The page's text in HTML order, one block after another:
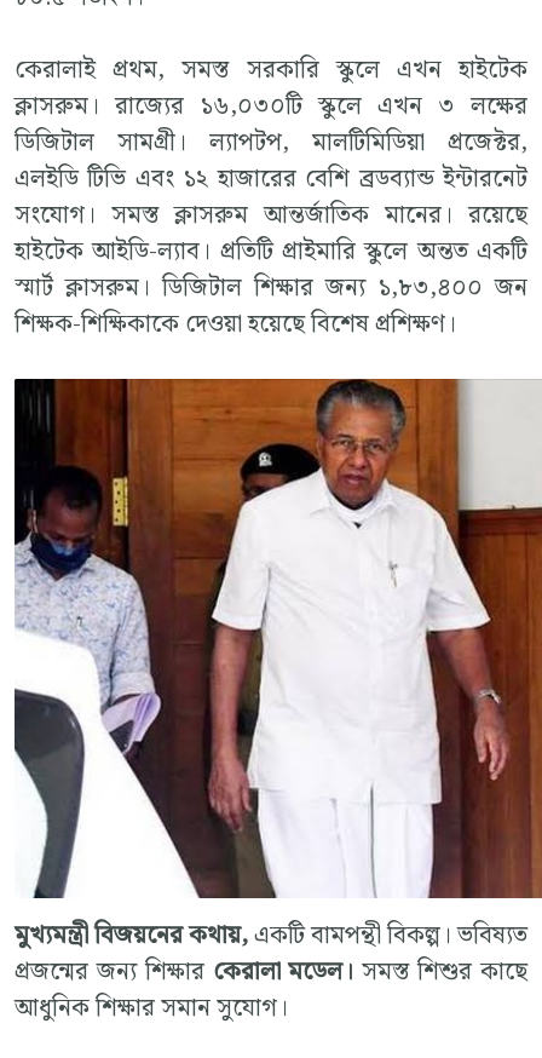
কেরালাই প্রথম, সমস্ত সরকারি স্কুলে এখন হাইটেক
ক্লাসরুম। রাজ্যের ১৬,০৩০টি স্কুলে এখন ৩ লক্ষের
ডিজিটাল সামগ্রী। ল্যাপটপ, মালটিমিডিয়া প্রজেক্টর,
এলইডি টিভি এবং ১২ হাজারের বেশি ব্রডব্যান্ড ইন্টারনেট
সংযোগ। সমস্ত ক্লাসরুম আন্তর্জাতিক মানের। রয়েছে
হাইটেক আইডি-ল্যাব। প্রতিটি প্রাইমারি স্কুলে অন্তত একটি
স্মার্ট ক্লাসরুম। ডিজিটাল শিক্ষার জন্য ১,৮৩,৪০০ জন
শিক্ষক-শিক্ষিকাকে দেওয়া হয়েছে বিশেষ প্রশিক্ষণ।
মুখ্যমন্ত্রী বিজয়নের কথায়,একটি বামপন্থী বিকল্প। ভবিষ্যত
প্রজন্মের জন্য শিক্ষার কেরালা মডেল। সমস্ত শিশুর কাছে
আধুনিক শিক্ষার সমান সুযোগ।